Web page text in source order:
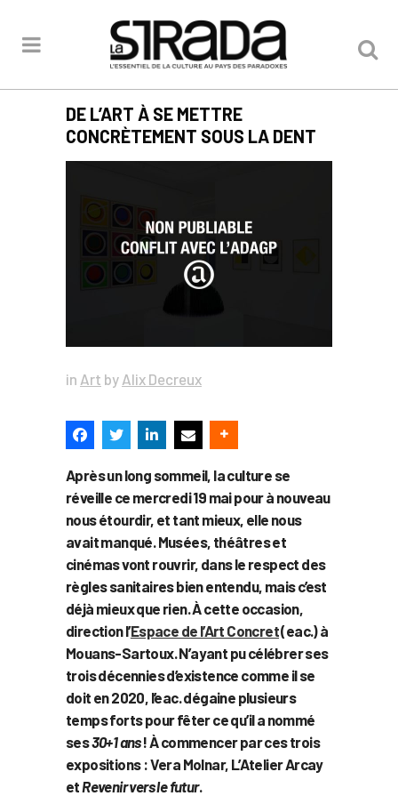
DE L’ART À SE METTRE
CONCRÈTEMENT SOUS LA DENT
in Art by Alix Decreux
Après un long sommeil, la culture se
réveille ce mercredi 19 mai pour à nouveau
nous étourdir, et tant mieux, elle nous
avait manqué. Musées, théâtres et
cinémas vont rouvrir, dans le respect des
règles sanitaires bien entendu, mais c’est
déjà mieux que rien. À cette occasion,
direction l’Espace de l’Art Concret(eac.) à
Mouans-Sartoux. N’ayant pu célébrer ses
trois décennies d’existence comme il se
doit en 2020, l’eac. dégaine plusieurs
temps forts pour fêter ce qu’il a nommé
ses30+1 ans! À commencer par ces trois
expositions : Vera Molnar, L’Atelier Arcay
et Revenir vers le futur.